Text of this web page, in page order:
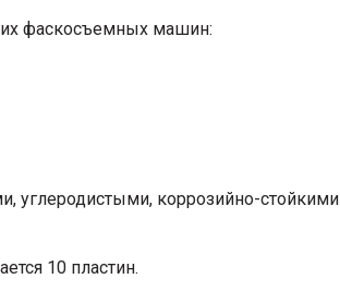
фаскосъемных машин:
углеродистыми, коррозийно-стойкими
10 пластин.